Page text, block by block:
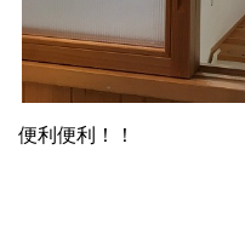
便利便利！！